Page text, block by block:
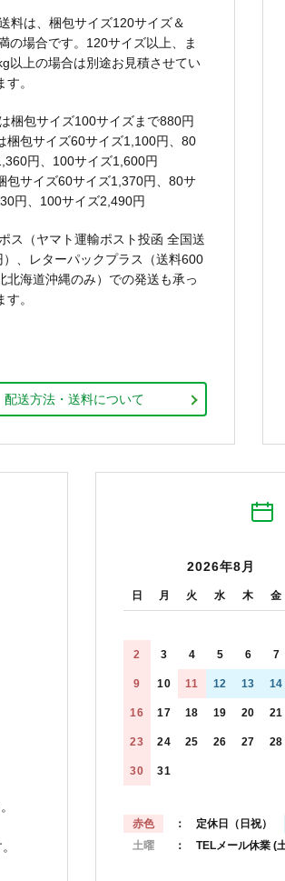
料は、梱包サイズ120サイズ＆
の場合です。120サイズ以上、ま
以上の場合は別途お見積させてい
す。
梱包サイズ100サイズまで880円
梱包サイズ60サイズ1,100円、80
円、100サイズ1,600円
包サイズ60サイズ1,370円、80サ
円、100サイズ2,490円
ス（ヤマト運輸ポスト投函 全国送
）、レターパックプラス（送料600
北海道沖縄のみ）での発送も承っ
す。
配送方法・送料について
2026年8月
日 月 火 水 木 金
2 3 4 5 6 7
9 10 11 12 13 14
16 17 18 19 20 21
23 24 25 26 27 28
30 31
赤色 ： 定休日（日祝）
土曜
： TELメール休業 (